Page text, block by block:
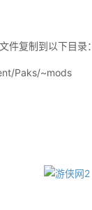
复制到以下目录：
Paks/~mods